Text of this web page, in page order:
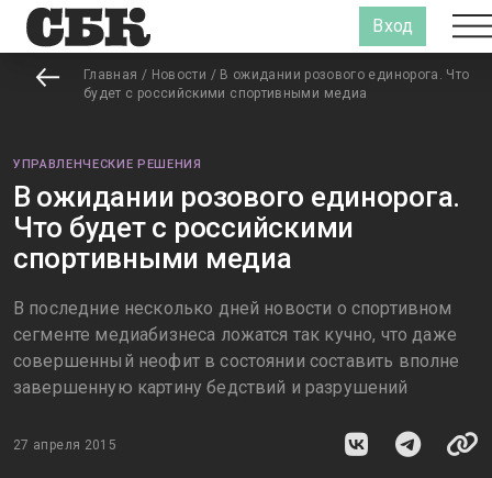
Вход
Главная / Новости / В ожидании розового единорога. Что
будет с российскими спортивными медиа
УПРАВЛЕНЧЕСКИЕ РЕШЕНИЯ
В ожидании розового единорога.
Что будет с российскими
спортивными медиа
В последние несколько дней новости о спортивном
сегменте медиабизнеса ложатся так кучно, что даже
совершенный неофит в состоянии составить вполне
завершенную картину бедствий и разрушений
27 апреля 2015